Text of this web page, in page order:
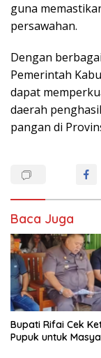
guna
persawahan.
Dengan
Pemerintah
dapat
daerah
pangan di
Baca Juga
Bupati Rifai Cek
Pupuk untuk